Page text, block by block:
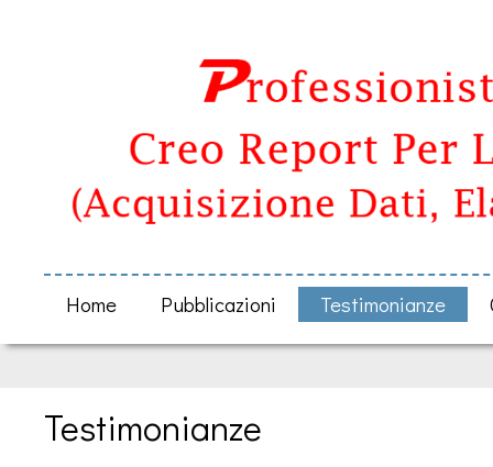
Home Pubblicazioni Testimonianze
Testimonianze